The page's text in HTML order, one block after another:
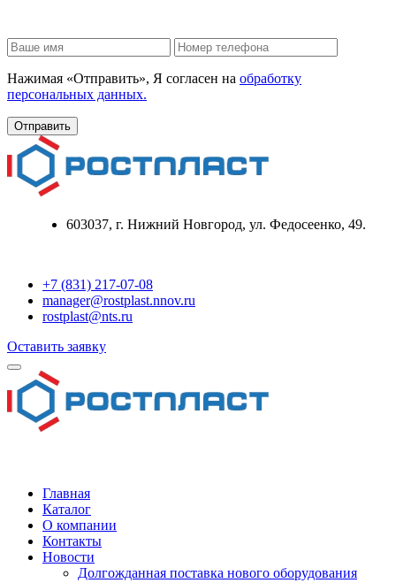
Нажимая «Отправить», Я согласен на обработку
персональных данных.
603037, г. Нижний Новгород, ул. Федосеенко, 49.
+7 (831) 217-07-08
manager@rostplast.nnov.ru
rostplast@nts.ru
Оставить заявку
Главная
Каталог
О компании
Контакты
Новости
Долгожданная поставка нового оборудования